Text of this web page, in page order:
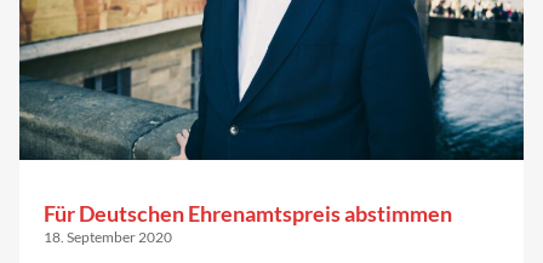
Für Deutschen Ehrenamtspreis abstimmen
18. September 2020